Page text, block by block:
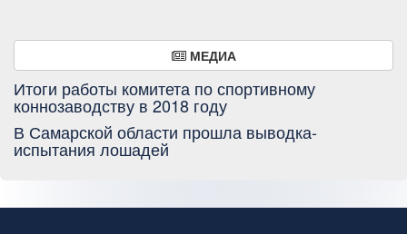
МЕДИА
Итоги работы комитета по спортивному
коннозаводству в 2018 году
В Самарской области прошла выводка-
испытания лошадей